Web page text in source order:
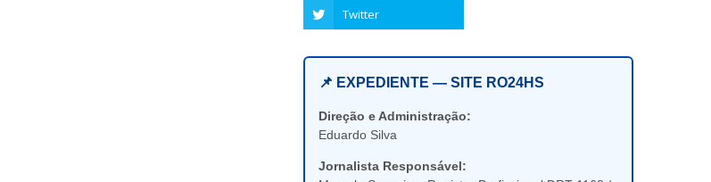
📌 EXPEDIENTE — SITE RO24HS
Direção e Administração:
Eduardo Silva
Jornalista Responsável: